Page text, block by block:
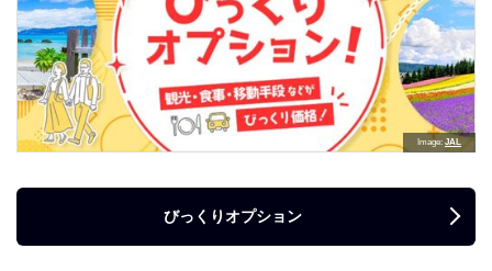
Image JAL
びっくりオプション